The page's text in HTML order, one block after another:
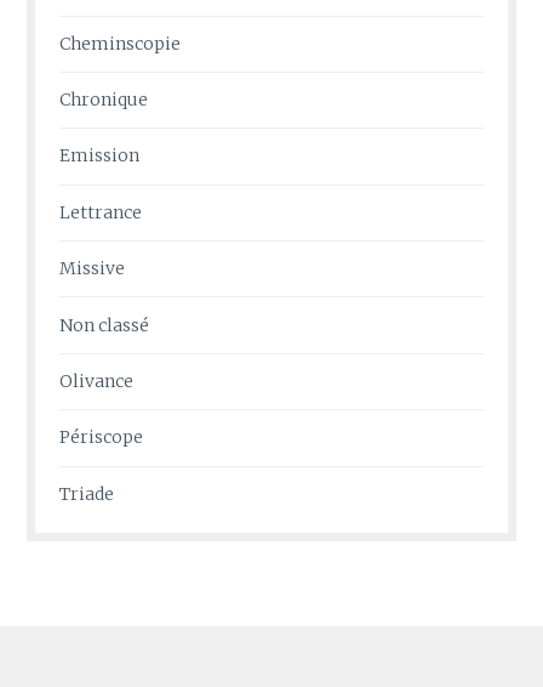
Cheminscopie
Chronique
Emission
Lettrance
Missive
Non classé
Olivance
Périscope
Triade